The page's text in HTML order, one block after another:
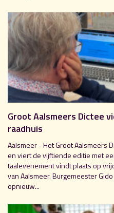
Groot Aalsmeers Dictee
raadhuis
Aalsmeer - Het Groot Aalsmeers
en viert de vijftiende editie met
taalevenement vindt plaats op
van Aalsmeer. Burgemeester
opnieuw...